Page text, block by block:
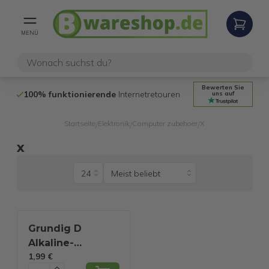
MENÜ
100% funktionierende Internetretouren 14 Tage
Bewerten Sie
uns auf
Startseite Elektronik Computer zubehoer X
x
Grundig D
Alkaline-
Batterien - 2
1,99 €